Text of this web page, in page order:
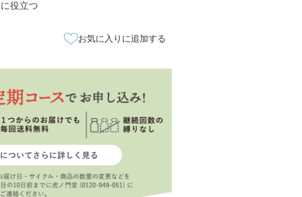
役立つ
お気に入りに追加する